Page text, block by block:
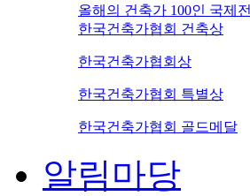
올해의 건축가 100인 국제전
한국건축가협회 건축상
한국건축가협회상
한국건축가협회 특별상
한국건축가협회 골드메달
알림마당